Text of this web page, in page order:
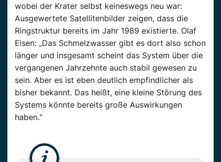
wobei der Krater selbst keineswegs neu war:
Ausgewertete Satellitenbilder zeigen, dass die
Ringstruktur bereits im Jahr 1989 existierte. Olaf
Eisen: „Das Schmelzwasser gibt es dort also schon
länger und insgesamt scheint das System über die
vergangenen Jahrzehnte auch stabil gewesen zu
sein. Aber es ist eben deutlich empfindlicher als
bisher bekannt. Das heißt, eine kleine Störung des
Systems könnte bereits große Auswirkungen
haben.“